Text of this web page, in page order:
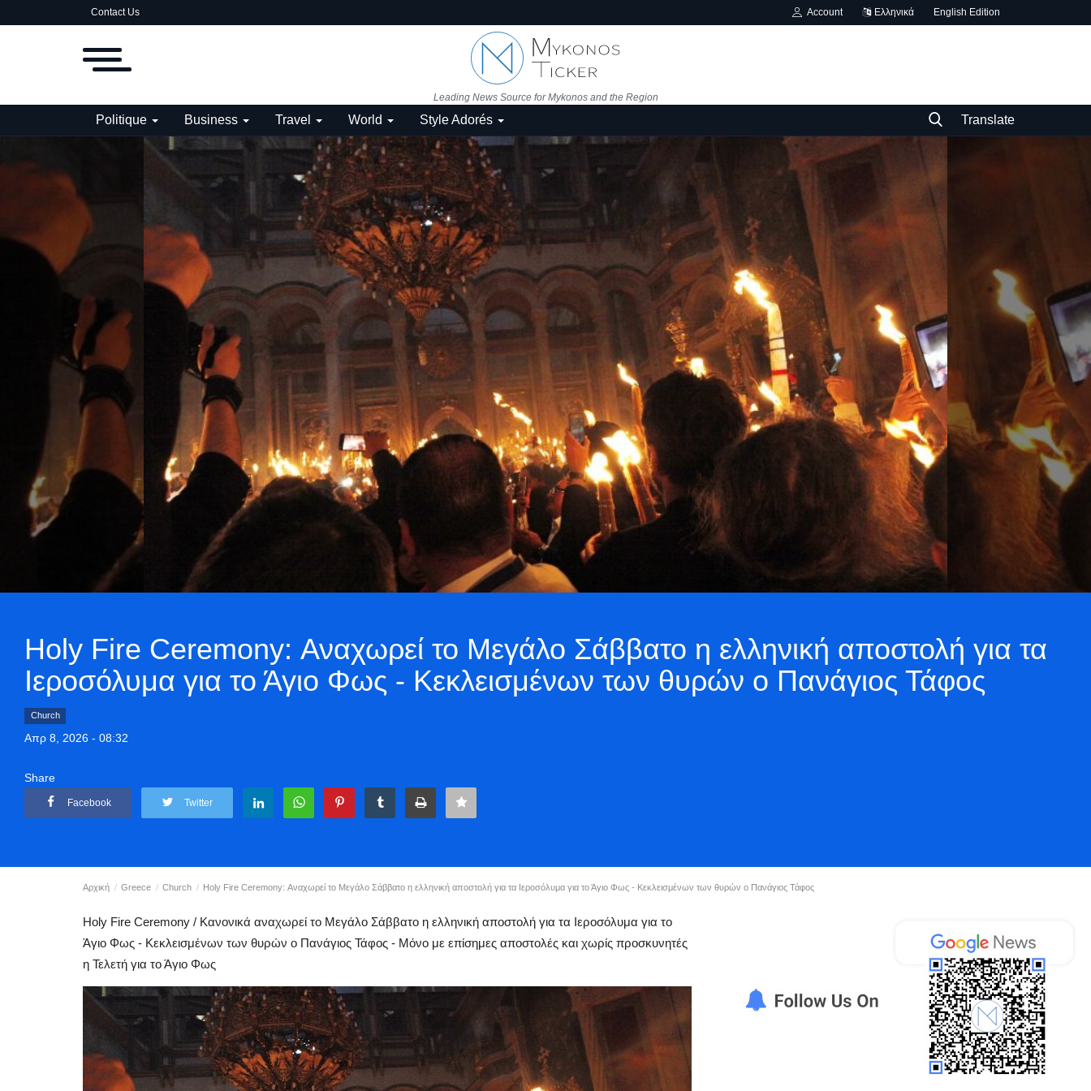
Contact Us Account Ελληνικά English Edition
Leading News Source for Mykonos and the Region
Politique Business Travel World Style Adorés Translate
Holy Fire Ceremony: Αναχωρεί το Μεγάλο Σάββατο η ελληνική αποστολή για τα
Ιεροσόλυμα για το Άγιο Φως - Κεκλεισμένων των θυρών ο Πανάγιος Τάφος
Church
Απρ 8, 2026 - 08:32
Share
Facebook Twitter
Αρχική Greece Church Holy Fire Ceremony: Αναχωρεί το Μεγάλο Σάββατο η ελληνική αποστολή για τα Ιεροσόλυμα για το Άγιο Φως - Κεκλεισμένων των θυρών ο Πανάγιος Τάφος
Holy Fire Ceremony / Κανονικά αναχωρεί το Μεγάλο Σάββατο η ελληνική αποστολή για τα Ιεροσόλυμα για το
Άγιο Φως - Κεκλεισμένων των θυρών ο Πανάγιος Τάφος - Μόνο με επίσημες αποστολές και χωρίς προσκυνητές
η Τελετή για το Άγιο Φως